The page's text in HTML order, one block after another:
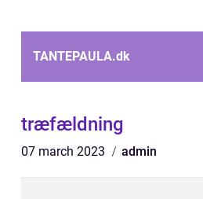
TANTEPAULA.dk
træfældning
07 march 2023 admin